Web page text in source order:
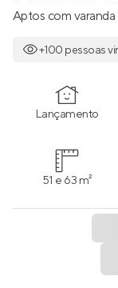
Aptos com varanda
+100 pessoas
Lançamento
51 e 63 m²